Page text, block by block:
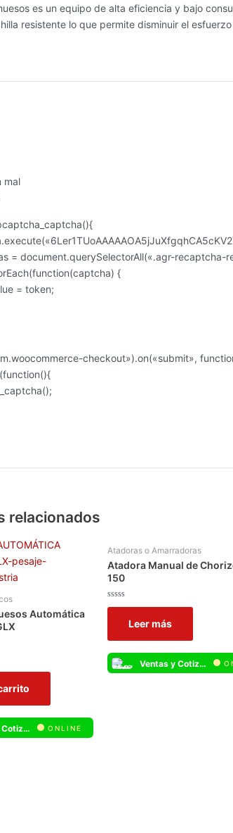
es un equipo de alta eficiencia y bajo
resistente lo que permite disminuir el
mal
= document.querySelectorAll(«.agr-recaptcha-
{
= token;
checkout»).on(«submit»,
relacionados
Automática
Ventas y Cotizaciones Whatsapp ONLINE
Atadoras o Amarradoras
Atadora Manual de
150
Valorado
5
Leer más
Ventas y Cotizaciones Whatsapp